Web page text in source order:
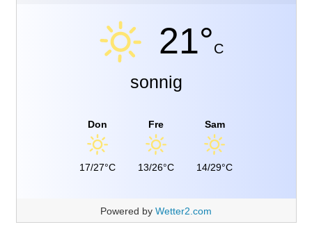
21°C
sonnig
Don
17/27°C
Fre
13/26°C
Sam
14/29°C
Powered by Wetter2.com